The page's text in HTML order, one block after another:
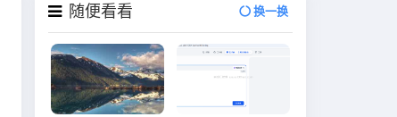
随便看看 换一换